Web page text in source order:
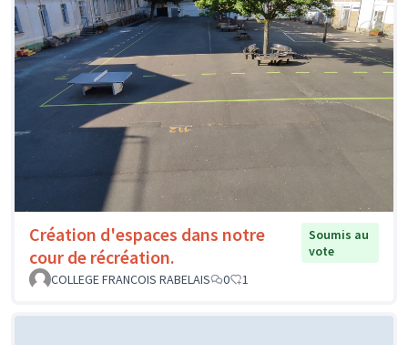
Création d'espaces dans notre
cour de récréation.
Soumis au
vote
COLLEGE FRANCOIS RABELAIS
0 1